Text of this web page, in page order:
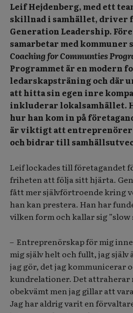
Leif Hejdenberg, med ett
skillnad i samhället, driver
Generation Leadership.
samarbetar med kommuner
Coaching for Communties
Programmet är en modern
ledarskapsträning och där
att hitta sin egen inre
inkluderar lokalsamhället.
hur han kom in på
är viktigt att
och bidrar till
Leif lockades till företagandet
friheten att följa sitt hjärta.
fått mer självförtroende kring
han kan prestera. Han har
vilken form och kallar sig ”slow
– Entreprenörskap för mig
mig själv helt och fullt, jag själv
jag gör, det jag kommunicerar
kundrelationer. Det attraherar
obekvämt men jag gillar att
Jag har aldrig varit en